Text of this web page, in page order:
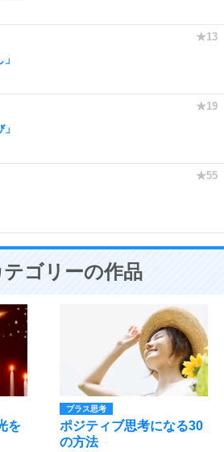
テゴリーの作品
を
プラス思考
ポジティブ思考になる30
の方法